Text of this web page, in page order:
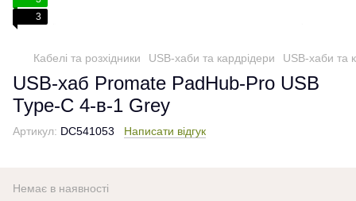
3
Кабелі та розхідники USB-хаби та кардрідери USB-хаби та
USB-хаб Promate PadHub-Pro USB
Type-C 4-в-1 Grey
Артикул: DC541053 Написати відгук
Немає в наявності